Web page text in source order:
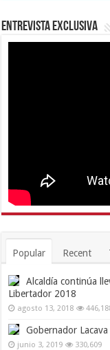
Entrevista Exclusiva
Popular Recent
Alcaldía continúa
Libertador 2018
agosto 13, 2018
Gobernador
junio 3, 2019 330,609